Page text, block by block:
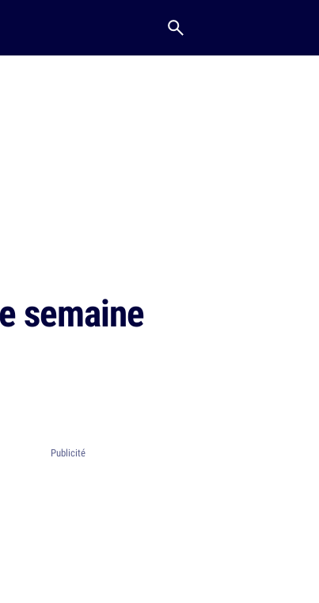
semaine